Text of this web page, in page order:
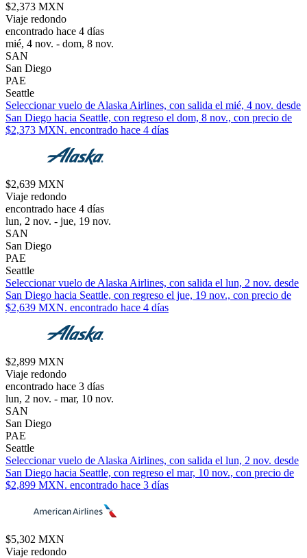
$2,373 MXN
Viaje redondo
encontrado hace 4 días
mié, 4 nov. - dom, 8 nov.
SAN
San Diego
PAE
Seattle
Seleccionar vuelo de Alaska Airlines, con salida el mié, 4 nov. desde
San Diego hacia Seattle, con regreso el dom, 8 nov., con precio de
$2,373 MXN. encontrado hace 4 días
$2,639 MXN
Viaje redondo
encontrado hace 4 días
lun, 2 nov. - jue, 19 nov.
SAN
San Diego
PAE
Seattle
Seleccionar vuelo de Alaska Airlines, con salida el lun, 2 nov. desde
San Diego hacia Seattle, con regreso el jue, 19 nov., con precio de
$2,639 MXN. encontrado hace 4 días
$2,899 MXN
Viaje redondo
encontrado hace 3 días
lun, 2 nov. - mar, 10 nov.
SAN
San Diego
PAE
Seattle
Seleccionar vuelo de Alaska Airlines, con salida el lun, 2 nov. desde
San Diego hacia Seattle, con regreso el mar, 10 nov., con precio de
$2,899 MXN. encontrado hace 3 días
$5,302 MXN
Viaje redondo